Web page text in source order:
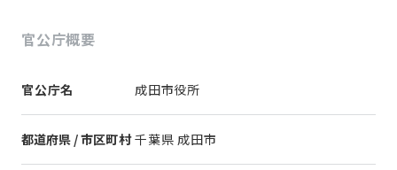
官公庁概要
官公庁名 成田市役所
都道府県 / 市区町村 千葉県 成田市